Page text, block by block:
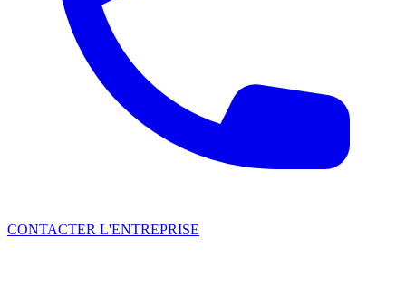
CONTACTER L'ENTREPRISE